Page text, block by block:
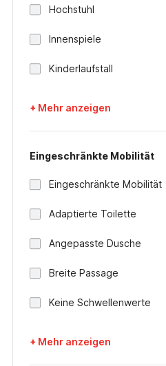
Hochstuhl
Innenspiele
Kinderlaufstall
+ Mehr anzeigen
Eingeschränkte Mobilität
Eingeschränkte Mobilität
Adaptierte Toilette
Angepasste Dusche
Breite Passage
Keine Schwellenwerte
+ Mehr anzeigen